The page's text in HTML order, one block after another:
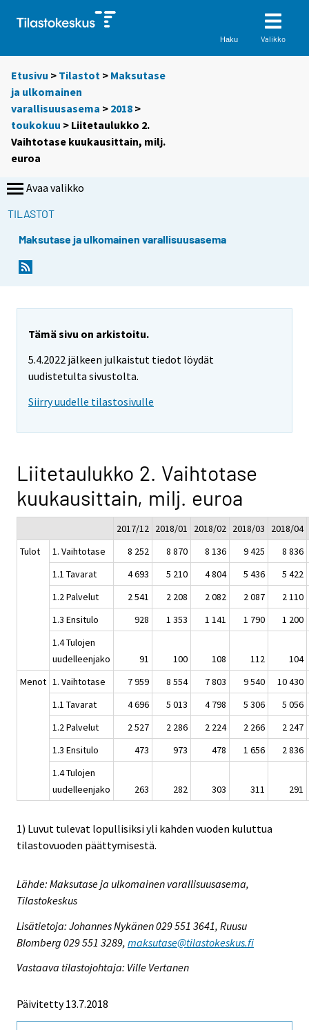
Haku Valikko
Etusivu > Tilastot > Maksutase
ja ulkomainen
varallisuusasema > 2018 >
toukokuu > Liitetaulukko 2.
Vaihtotase kuukausittain, milj.
euroa
Avaa valikko
TILASTOT
Maksutase ja ulkomainen varallisuusasema
Tämä sivu on arkistoitu.
5.4.2022 jälkeen julkaistut tiedot löydät
uudistetulta sivustolta.
Siirry uudelle tilastosivulle
Liitetaulukko 2. Vaihtotase
kuukausittain, milj. euroa
2017/12 2018/01 2018/02 2018/03
2018/04
Tulot
1. Vaihtotase 8 252 8 870 8 136 9 425
8 836
1.1 Tavarat
4 693 5 210 4 804 5 436
5 422
1.2 Palvelut
2 541 2 208 2 082 2 087
2 110
1.3 Ensitulo
928 1 353 1 141 1 790
1 200
1.4 Tulojen
uudelleenjako
91 100 108 112
104
Menot 1. Vaihtotase 7 959 8 554 7 803 9 540
10 430
1.1 Tavarat
4 696 5 013 4 798 5 306
5 056
1.2 Palvelut
2 527 2 286 2 224 2 266
2 247
1.3 Ensitulo
473 973 478 1 656
2 836
1.4 Tulojen
uudelleenjako
263 282 303 311 291
1) Luvut tulevat lopullisiksi yli kahden vuoden kuluttua
tilastovuoden päättymisestä.
Lähde: Maksutase ja ulkomainen varallisuusasema,
Tilastokeskus
Lisätietoja: Johannes Nykänen 029 551 3641, Ruusu
Blomberg 029 551 3289, maksutase@tilastokeskus.fi
Vastaava tilastojohtaja: Ville Vertanen
Päivitetty 13.7.2018